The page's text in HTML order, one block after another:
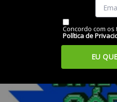
Concordo com os
Política de
EU